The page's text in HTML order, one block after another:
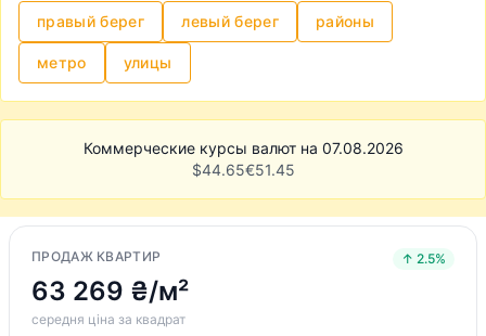
правый берег левый берег районы
метро улицы
Коммерческие курсы валют на 07.08.2026
$44.65€51.45
ПРОДАЖ КВАРТИР ↑ 2.5%
63 269 ₴/м²
середня ціна за квадрат